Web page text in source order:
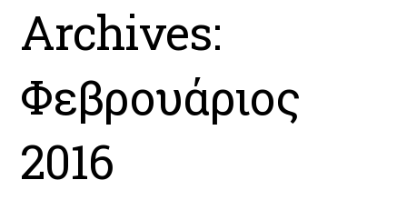
Archives:
Φεβρουάριος
2016